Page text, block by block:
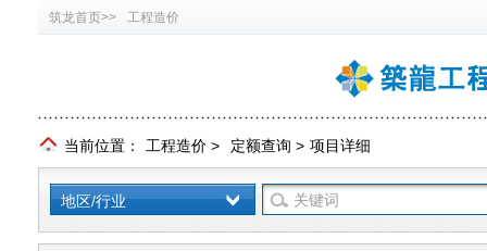
筑龙首页>> 工程造价
当前位置： 工程造价 > 定额查询 > 项目详细
地区/行业